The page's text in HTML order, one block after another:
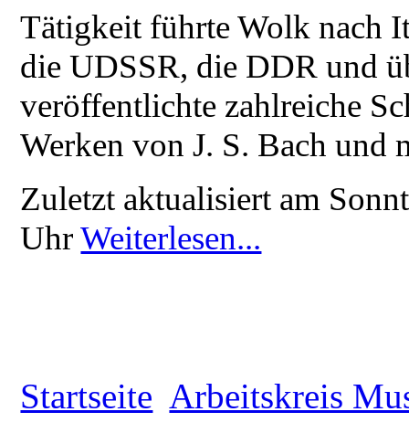
Tätigkeit führte Wolk nach
die UDSSR, die DDR und
veröffentlichte zahlreiche
Werken von J. S. Bach
Zuletzt aktualisiert am
UhrWeiterlesen...
Startseite Arbeitskreis